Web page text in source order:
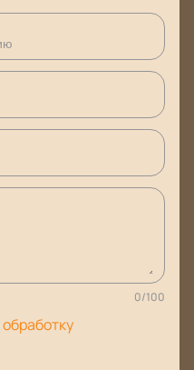
0/100
обработку